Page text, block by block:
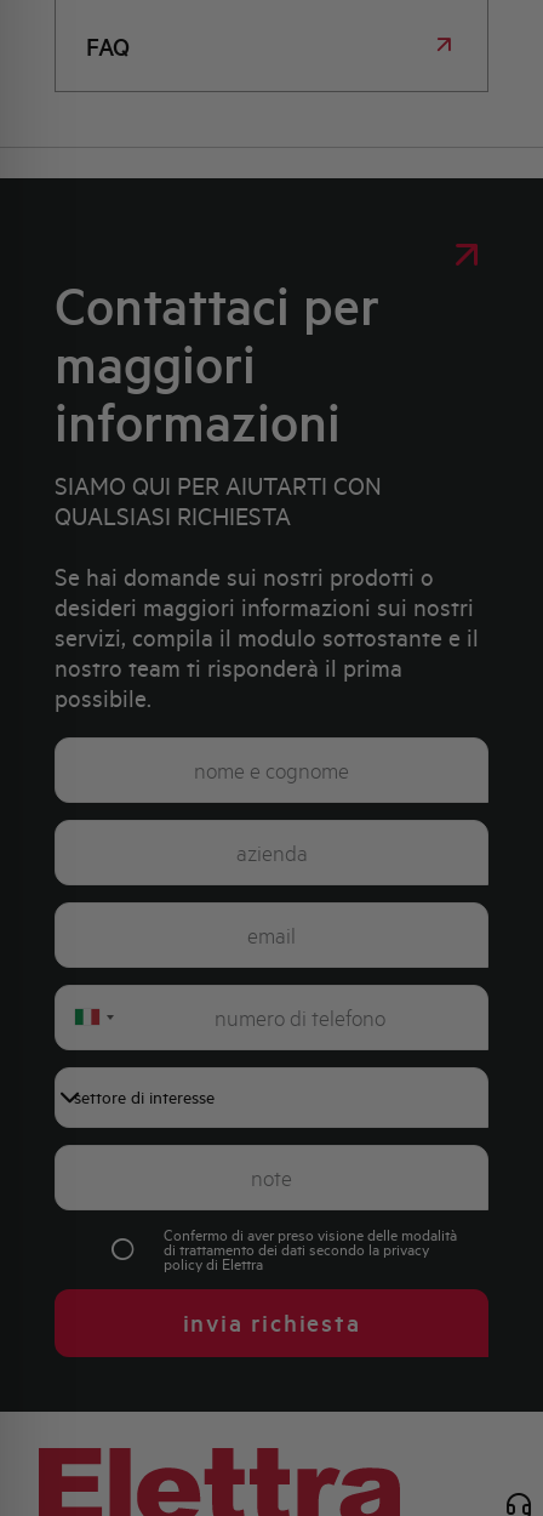
FAQ
Contattaci per
maggiori
informazioni
SIAMO QUI PER AIUTARTI CON
QUALSIASI RICHIESTA
Se hai domande sui nostri prodotti o
desideri maggiori informazioni sui nostri
servizi, compila il modulo sottostante e il
nostro team ti risponderà il prima
possibile.
Italy
Confermo di aver preso visione delle modalità
di trattamento dei dati secondo la privacy
policydi Elettra
invia richiesta